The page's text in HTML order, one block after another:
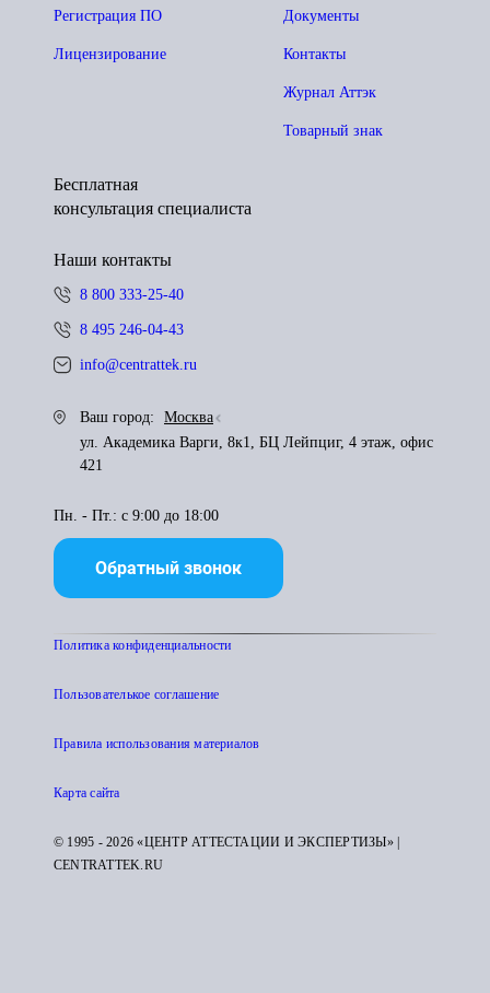
Документы
Контакты
Журнал Аттэк
Товарный знак
Регистрация ПО
Лицензирование
Бесплатная
консультация специалиста
Наши контакты
8 800 333-25-40
8 495 246-04-43
info@centrattek.ru
Ваш город:
Москва
ул. Академика Варги, 8к1, БЦ Лейпциг, 4 этаж, офис
421
Пн. - Пт.: с 9:00 до 18:00
Обратный звонок
Политика конфиденциальности
Пользователькое соглашение
Правила использования материалов
Карта сайта
© 1995 - 2026 «ЦЕНТР АТТЕСТАЦИИ И ЭКСПЕРТИЗЫ» |
CENTRATTEK.RU